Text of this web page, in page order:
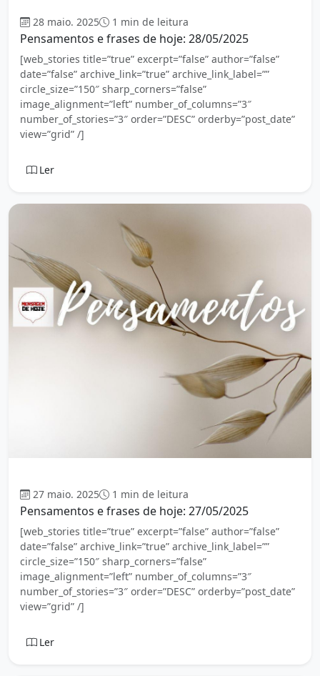
28 maio. 2025 1 min de leitura
Pensamentos e frases de hoje: 28/05/2025
[web_stories title=”true” excerpt=”false” author=”false”
date=”false” archive_link=”true” archive_link_label=””
circle_size=”150″ sharp_corners=”false”
image_alignment=”left” number_of_columns=”3″
number_of_stories=”3″ order=”DESC” orderby=”post_date”
view=”grid” /]
Ler
27 maio. 2025 1 min de leitura
Pensamentos e frases de hoje: 27/05/2025
[web_stories title=”true” excerpt=”false” author=”false”
date=”false” archive_link=”true” archive_link_label=””
circle_size=”150″ sharp_corners=”false”
image_alignment=”left” number_of_columns=”3″
number_of_stories=”3″ order=”DESC” orderby=”post_date”
view=”grid” /]
Ler